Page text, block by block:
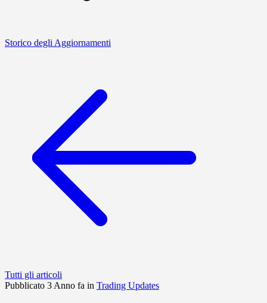
Storico degli Aggiornamenti
Tutti gli articoli
Pubblicato 3 Anno fa in Trading Updates